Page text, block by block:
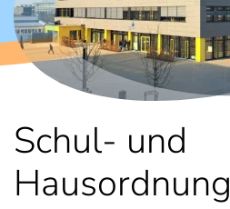
Schul- und
Hausordnung